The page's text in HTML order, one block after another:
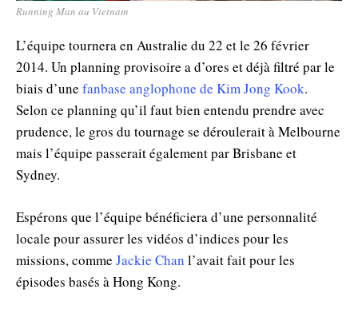
Running Man au Vietnam
L’équipe tournera en Australie du 22 et le 26 février
2014. Un planning provisoire a d’ores et déjà filtré par le
biais d’une fanbase anglophone de Kim Jong Kook.
Selon ce planning qu’il faut bien entendu prendre avec
prudence, le gros du tournage se déroulerait à Melbourne
mais l’équipe passerait également par Brisbane et
Sydney.
Espérons que l’équipe bénéficiera d’une personnalité
locale pour assurer les vidéos d’indices pour les
missions, comme Jackie Chan l’avait fait pour les
épisodes basés à Hong Kong.